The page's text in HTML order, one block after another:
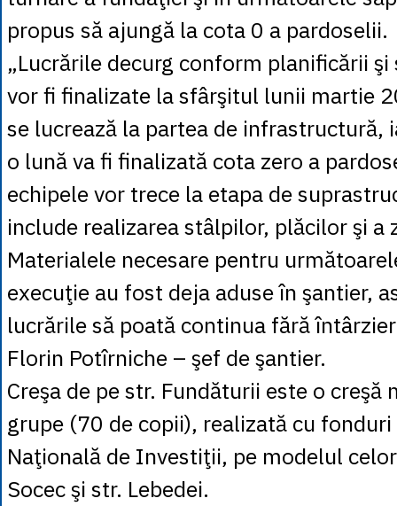
propus să ajungă la cota 0 a pardoselii.
„Lucrările decurg conform planificării şi
vor fi finalizate la sfârşitul lunii martie
se lucrează la partea de infrastructură,
o lună va fi finalizată cota zero a
echipele vor trece la etapa de
include realizarea stâlpilor, plăcilor şi a
Materialele necesare pentru
execuţie au fost deja aduse în şantier,
lucrările să poată continua fără
Florin Potîrniche – şef de şantier.
Creşa de pe str. Fundăturii este o creşă
grupe (70 de copii), realizată cu
Naţională de Investiţii, pe modelul
Socec şi str. Lebedei.